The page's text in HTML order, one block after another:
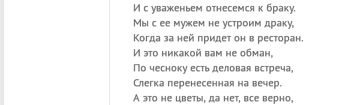
И с уваженьем отнесемся к браку.
Мы с ее мужем не устроим драку,
Когда за ней придет он в ресторан.
И это никакой вам не обман,
По чесноку есть деловая встреча,
Слегка перенесенная на вечер.
А это не цветы, да нет, все верно,